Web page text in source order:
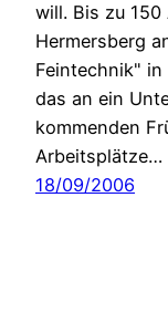
will. Bis zu
Hermersberg
Feintechnik" in
das an ein
kommenden
Arbeitsplätze…
18/09/2006